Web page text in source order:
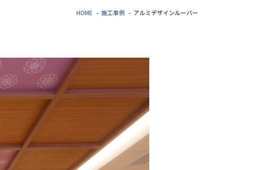
HOME 施工事例 アルミデザインルーバー